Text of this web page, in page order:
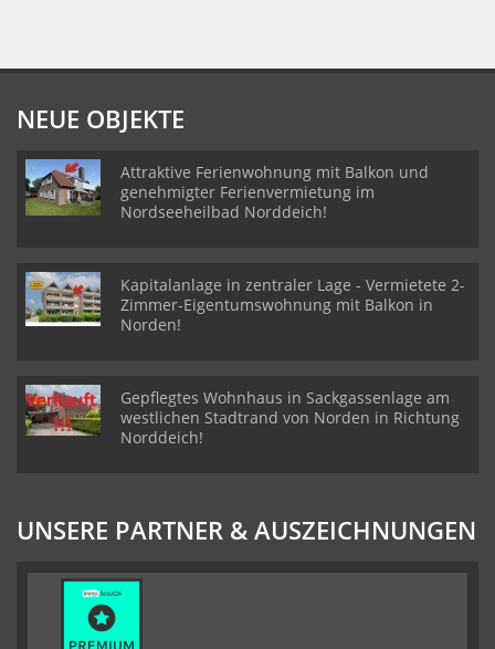
NEUE OBJEKTE
Attraktive Ferienwohnung mit Balkon und
genehmigter Ferienvermietung im
Nordseeheilbad Norddeich!
Kapitalanlage in zentraler Lage - Vermietete 2-
Zimmer-Eigentumswohnung mit Balkon in
Norden!
Gepflegtes Wohnhaus in Sackgassenlage am
westlichen Stadtrand von Norden in Richtung
Norddeich!
UNSERE PARTNER & AUSZEICHNUNGEN